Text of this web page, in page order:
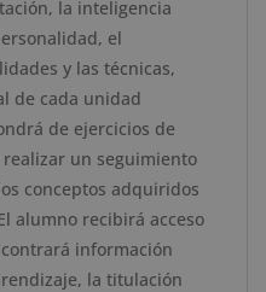
la inteligencia
el
y las técnicas,
de cada unidad
de ejercicios de
un seguimiento
conceptos adquiridos
alumno recibirá acceso
información
la titulación